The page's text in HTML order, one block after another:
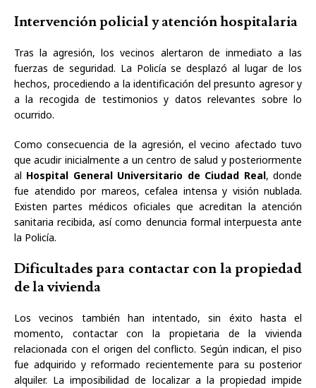
Intervención policial y atención hospitalaria
Tras la agresión, los vecinos alertaron de inmediato a las
fuerzas de seguridad. La Policía se desplazó al lugar de los
hechos, procediendo a la identificación del presunto agresor y
a la recogida de testimonios y datos relevantes sobre lo
ocurrido.
Como consecuencia de la agresión, el vecino afectado tuvo
que acudir inicialmente a un centro de salud y posteriormente
al Hospital General Universitario de Ciudad Real, donde
fue atendido por mareos, cefalea intensa y visión nublada.
Existen partes médicos oficiales que acreditan la atención
sanitaria recibida, así como denuncia formal interpuesta ante
la Policía.
Dificultades para contactar con la propiedad
de la vivienda
Los vecinos también han intentado, sin éxito hasta el
momento, contactar con la propietaria de la vivienda
relacionada con el origen del conflicto. Según indican, el piso
fue adquirido y reformado recientemente para su posterior
alquiler. La imposibilidad de localizar a la propiedad impide